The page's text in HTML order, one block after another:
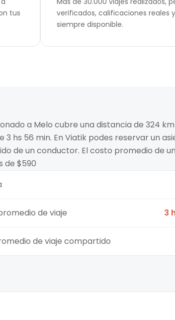
tus
verificados, calificaciones reales
siempre disponible.
a Melo cubre una distancia de 324
3 hs 56 min. En Viatik podes reservar un
de un conductor. El costo promedio de
de $590
de viaje 3
de viaje compartido